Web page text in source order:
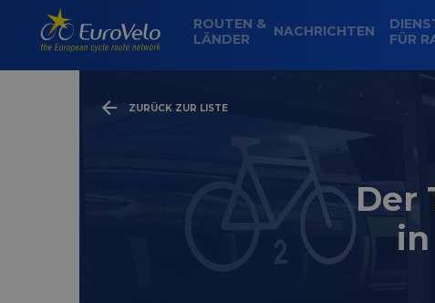
ROUTEN &
LÄNDER
NACHRICHTEN
FÜR
ZURÜCK ZUR LISTE
Der